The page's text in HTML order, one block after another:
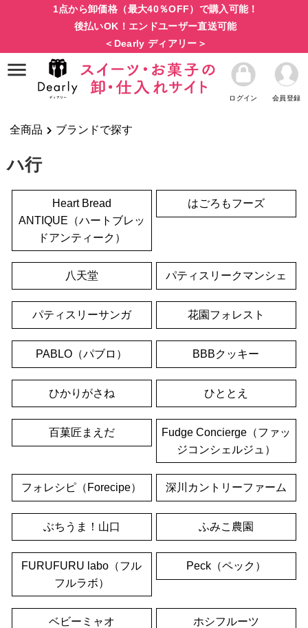
1点から卸価格（最大40％OFF）で購入可能！
後払いOK！エンドユーザー直送可能
＜Dearly ディアリー＞
ログイン 会員登録
全商品 ブランドで探す
ハ行
Heart Bread
ANTIQUE（ハートブレッ
ドアンティーク）
はごろもフーズ
八天堂 パティスリークマンシェ
パティスリーサンガ 花園フォレスト
PABLO（パブロ） BBBクッキー
ひかりがさね ひととえ
百菓匠まえだ
Fudge Concierge（ファッ
ジコンシェルジュ）
フォレシピ（Forecipe） 深川カントリーファーム
ぶちうま！山口 ふみこ農園
FURUFURU labo（フル
フルラボ）
Peck（ペック）
ベビーミャオ ホシフルーツ